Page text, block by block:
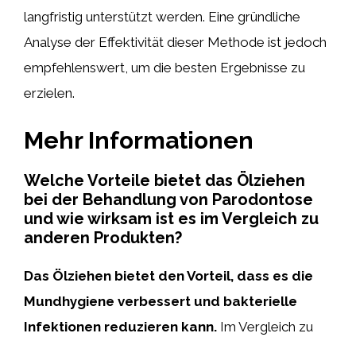
langfristig unterstützt werden. Eine gründliche
Analyse der Effektivität dieser Methode ist jedoch
empfehlenswert, um die besten Ergebnisse zu
erzielen.
Mehr Informationen
Welche Vorteile bietet das Ölziehen
bei der Behandlung von Parodontose
und wie wirksam ist es im Vergleich zu
anderen Produkten?
Das Ölziehen bietet den Vorteil, dass es die
Mundhygiene verbessert und bakterielle
Infektionen reduzieren kann. Im Vergleich zu